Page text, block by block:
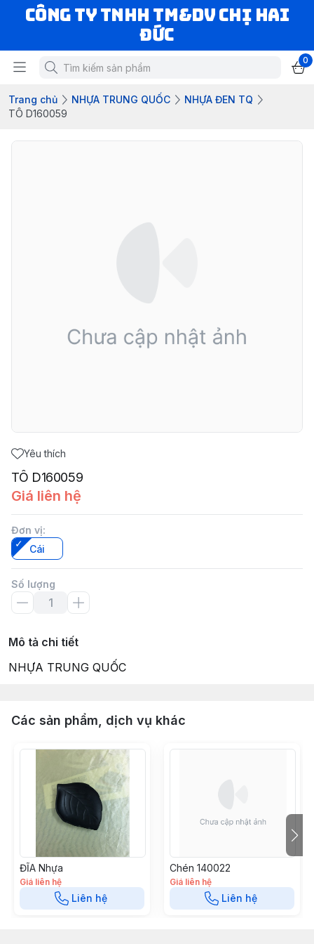
CÔNG TY TNHH TM&DV CHỊ HAI
ĐỨC
0
Trang chủ NHỰA TRUNG QUỐC
NHỰA ĐEN TQ
TÔ D160059
Yêu thích
TÔ D160059
Giá liên hệ
Đơn vị:
Cái
Số lượng
Mô tả chi tiết
NHỰA TRUNG QUỐC
Các sản phẩm, dịch vụ khác
ĐĨA Nhựa
Giá liên hệ
Liên hệ
Chén 140022
Giá liên hệ
Liên hệ